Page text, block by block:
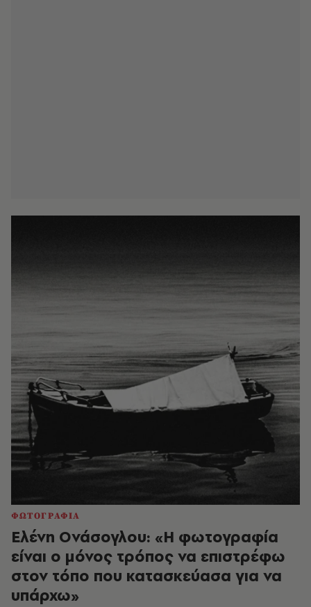
ΦΩΤΟΓΡΑΦΙΑ
Ελένη Ονάσογλου: «Η φωτογραφία
είναι ο μόνος τρόπος να επιστρέφω
στον τόπο που κατασκεύασα για να
υπάρχω»